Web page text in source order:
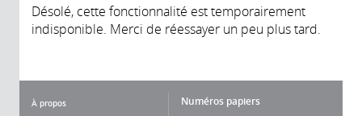
Désolé, cette fonctionnalité est temporairement
indisponible. Merci de réessayer un peu plus tard.
À propos
Numéros papiers